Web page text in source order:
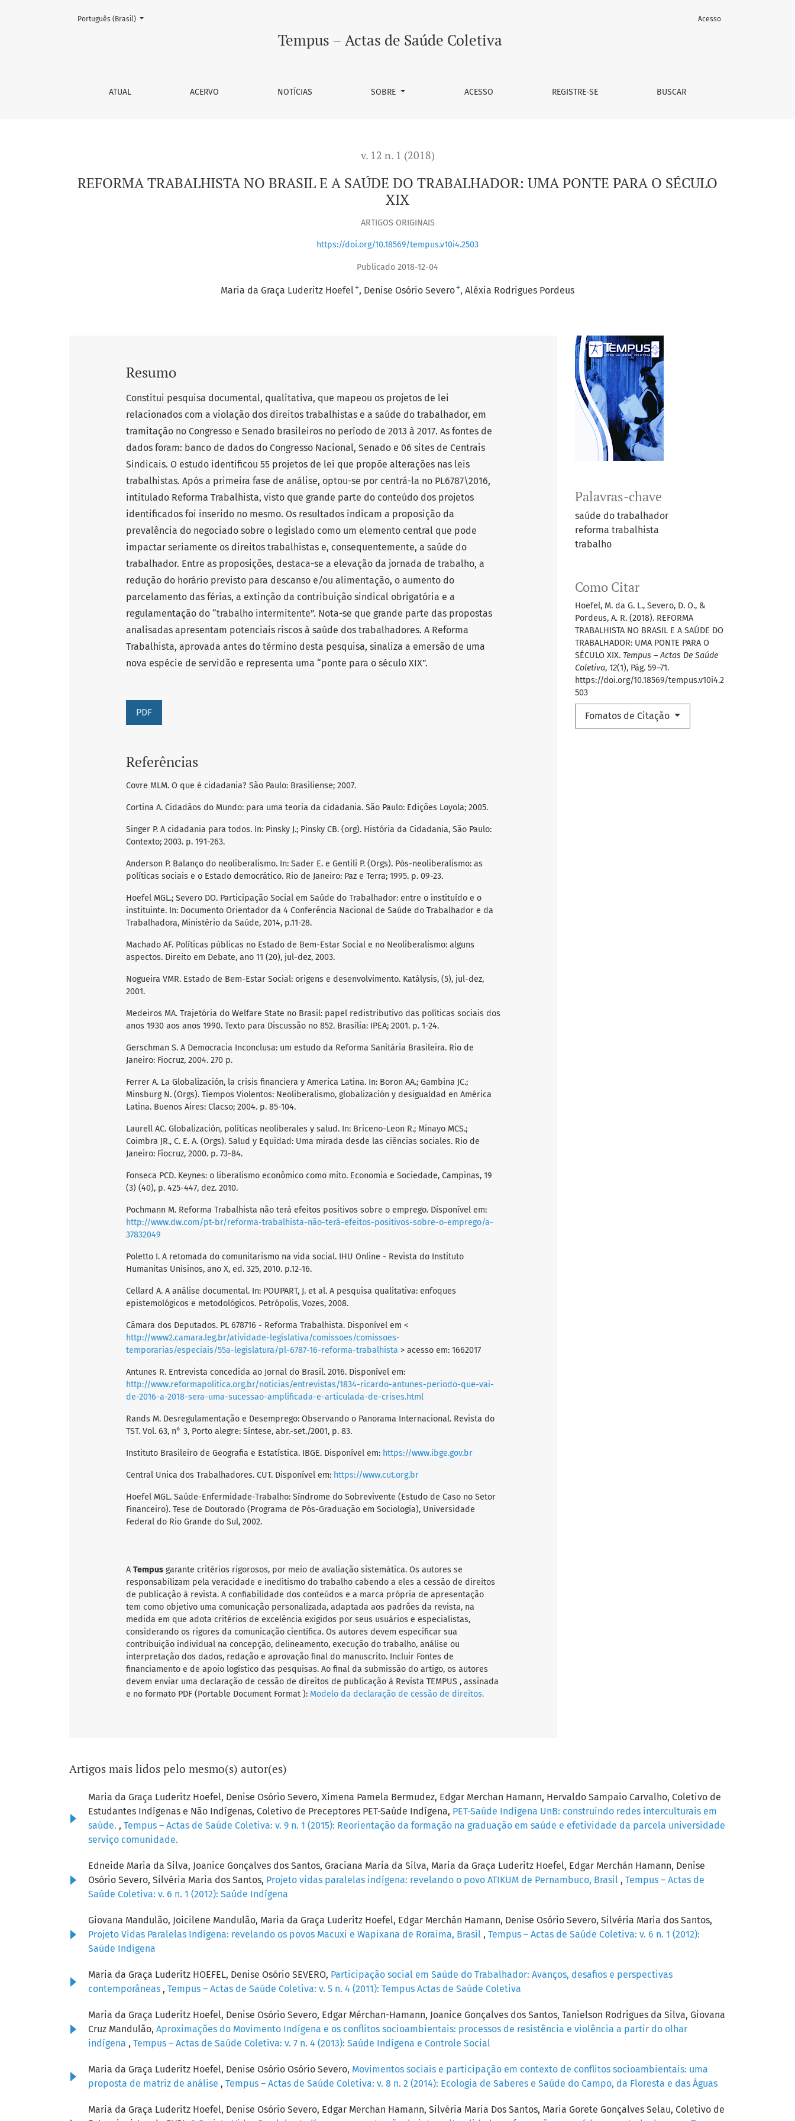
REFORMA TRABALHISTA NO BRASIL E A SAÚDE DO TRABALHADOR: UMA PONTE PARA O SÉCULO XIX
Tempus – Actas de Saúde Coletiva
ATUAL ACERVO NOTÍCIAS SOBRE ACESSO REGISTRE-SE BUSCAR
Acesso
Mudar o idioma. O atual é:
Português (Brasil)
v. 12 n. 1 (2018)
REFORMA TRABALHISTA NO BRASIL E A SAÚDE DO TRABALHADOR: UMA PONTE PARA O SÉCULO
XIX
ARTIGOS ORIGINAIS
https://doi.org/10.18569/tempus.v10i4.2503
Publicado 2018-12-04
Maria da Graça Luderitz Hoefel + Denise Osório Severo+ Aléxia Rodrigues Pordeus
Palavras-chave
saúde do trabalhador
reforma trabalhista
trabalho
Como Citar
Hoefel, M. da G. L., Severo, D. O., &
Pordeus, A. R. (2018). REFORMA
TRABALHISTA NO BRASIL E A SAÚDE DO
TRABALHADOR: UMA PONTE PARA O
SÉCULO XIX. Tempus – Actas De Saúde
Coletiva, 12(1), Pág. 59–71.
https://doi.org/10.18569/tempus.v10i4.2
503
Fomatos de Citação
Resumo
Constitui pesquisa documental, qualitativa, que mapeou os projetos de lei
relacionados com a violação dos direitos trabalhistas e a saúde do trabalhador, em
tramitação no Congresso e Senado brasileiros no período de 2013 à 2017. As fontes de
dados foram: banco de dados do Congresso Nacional, Senado e 06 sites de Centrais
Sindicais. O estudo identificou 55 projetos de lei que propõe alterações nas leis
trabalhistas. Após a primeira fase de análise, optou-se por centrá-la no PL6787\2016,
intitulado Reforma Trabalhista, visto que grande parte do conteúdo dos projetos
identificados foi inserido no mesmo. Os resultados indicam a proposição da
prevalência do negociado sobre o legislado como um elemento central que pode
impactar seriamente os direitos trabalhistas e, consequentemente, a saúde do
trabalhador. Entre as proposições, destaca-se a elevação da jornada de trabalho, a
redução do horário previsto para descanso e/ou alimentação, o aumento do
parcelamento das férias, a extinção da contribuição sindical obrigatória e a
regulamentação do “trabalho intermitente”. Nota-se que grande parte das propostas
analisadas apresentam potenciais riscos à saúde dos trabalhadores. A Reforma
Trabalhista, aprovada antes do término desta pesquisa, sinaliza a emersão de uma
nova espécie de servidão e representa uma “ponte para o século XIX”.
PDF
Referências
Covre MLM. O que é cidadania? São Paulo: Brasiliense; 2007.
Cortina A. Cidadãos do Mundo: para uma teoria da cidadania. São Paulo: Edições Loyola; 2005.
Singer P. A cidadania para todos. In: Pinsky J.; Pinsky CB. (org). História da Cidadania, São Paulo:
Contexto; 2003. p. 191-263.
Anderson P. Balanço do neoliberalismo. In: Sader E. e Gentili P. (Orgs). Pós-neoliberalismo: as
políticas sociais e o Estado democrático. Rio de Janeiro: Paz e Terra; 1995. p. 09-23.
Hoefel MGL.; Severo DO. Participação Social em Saúde do Trabalhador: entre o instituído e o
instituinte. In: Documento Orientador da 4 Conferência Nacional de Saúde do Trabalhador e da
Trabalhadora, Ministério da Saúde, 2014, p.11-28.
Machado AF. Políticas públicas no Estado de Bem-Estar Social e no Neoliberalismo: alguns
aspectos. Direito em Debate, ano 11 (20), jul-dez, 2003.
Nogueira VMR. Estado de Bem-Estar Social: origens e desenvolvimento. Katálysis, (5), jul-dez,
2001.
Medeiros MA. Trajetória do Welfare State no Brasil: papel redistributivo das políticas sociais dos
anos 1930 aos anos 1990. Texto para Discussão no 852. Brasília: IPEA; 2001. p. 1-24.
Gerschman S. A Democracia Inconclusa: um estudo da Reforma Sanitária Brasileira. Rio de
Janeiro: Fiocruz, 2004. 270 p.
Ferrer A. La Globalización, la crisis financiera y America Latina. In: Boron AA.; Gambina JC.;
Minsburg N. (Orgs). Tiempos Violentos: Neoliberalismo, globalización y desigualdad en América
Latina. Buenos Aires: Clacso; 2004. p. 85-104.
Laurell AC. Globalización, políticas neoliberales y salud. In: Briceno-Leon R.; Minayo MCS.;
Coimbra JR., C. E. A. (Orgs). Salud y Equidad: Uma mirada desde las ciências sociales. Rio de
Janeiro: Fiocruz, 2000. p. 73-84.
Fonseca PCD. Keynes: o liberalismo econômico como mito. Economia e Sociedade, Campinas, 19
(3) (40), p. 425-447, dez. 2010.
Pochmann M. Reforma Trabalhista não terá efeitos positivos sobre o emprego. Disponível em:
http://www.dw.com/pt-br/reforma-trabalhista-não-terá-efeitos-positivos-sobre-o-emprego/a-
37832049
Poletto I. A retomada do comunitarismo na vida social. IHU Online - Revista do Instituto
Humanitas Unisinos, ano X, ed. 325, 2010. p.12-16.
Cellard A. A análise documental. In: POUPART, J. et al. A pesquisa qualitativa: enfoques
epistemológicos e metodológicos. Petrópolis, Vozes, 2008.
Câmara dos Deputados. PL 678716 - Reforma Trabalhista. Disponível em <
http://www2.camara.leg.br/atividade-legislativa/comissoes/comissoes-
temporarias/especiais/55a-legislatura/pl-6787-16-reforma-trabalhista > acesso em: 1662017
Antunes R. Entrevista concedida ao Jornal do Brasil. 2016. Disponível em:
http://www.reformapolitica.org.br/noticias/entrevistas/1834-ricardo-antunes-periodo-que-vai-
de-2016-a-2018-sera-uma-sucessao-amplificada-e-articulada-de-crises.html
Rands M. Desregulamentação e Desemprego: Observando o Panorama Internacional. Revista do
TST. Vol. 63, n° 3, Porto alegre: Síntese, abr.-set./2001, p. 83.
Instituto Brasileiro de Geografia e Estatística. IBGE. Disponível em: https://www.ibge.gov.br
Central Unica dos Trabalhadores. CUT. Disponível em: https://www.cut.org.br
Hoefel MGL. Saúde-Enfermidade-Trabalho: Síndrome do Sobrevivente (Estudo de Caso no Setor
Financeiro). Tese de Doutorado (Programa de Pós-Graduação em Sociologia), Universidade
Federal do Rio Grande do Sul, 2002.
A Tempus garante critérios rigorosos, por meio de avaliação sistemática. Os autores se
responsabilizam pela veracidade e ineditismo do trabalho cabendo a eles a cessão de direitos
de publicação à revista. A confiabilidade dos conteúdos e a marca própria de apresentação
tem como objetivo uma comunicação personalizada, adaptada aos padrões da revista, na
medida em que adota critérios de excelência exigidos por seus usuários e especialistas,
considerando os rigores da comunicação científica. Os autores devem especificar sua
contribuição individual na concepção, delineamento, execução do trabalho, análise ou
interpretação dos dados, redação e aprovação final do manuscrito. Incluir Fontes de
financiamento e de apoio logístico das pesquisas. Ao final da submissão do artigo, os autores
devem enviar uma declaração de cessão de direitos de publicação à Revista TEMPUS , assinada
e no formato PDF (Portable Document Format ): Modelo da declaração de cessão de direitos.
Artigos mais lidos pelo mesmo(s) autor(es)
Maria da Graça Luderitz Hoefel, Denise Osório Severo, Ximena Pamela Bermudez, Edgar Merchan Hamann, Hervaldo Sampaio Carvalho, Coletivo de
Estudantes Indígenas e Não Indígenas, Coletivo de Preceptores PET-Saúde Indígena, PET-Saúde Indígena UnB: construindo redes interculturais em
saúde. , Tempus – Actas de Saúde Coletiva: v. 9 n. 1 (2015): Reorientação da formação na graduação em saúde e efetividade da parcela universidade
serviço comunidade.
Edneide Maria da Silva, Joanice Gonçalves dos Santos, Graciana Maria da Silva, Maria da Graça Luderitz Hoefel, Edgar Merchán Hamann, Denise
Osório Severo, Silvéria Maria dos Santos, Projeto vidas paralelas indígena: revelando o povo ATIKUM de Pernambuco, Brasil , Tempus – Actas de
Saúde Coletiva: v. 6 n. 1 (2012): Saúde Indígena
Giovana Mandulão, Joicilene Mandulão, Maria da Graça Luderitz Hoefel, Edgar Merchán Hamann, Denise Osório Severo, Silvéria Maria dos Santos,
Projeto Vidas Paralelas Indígena: revelando os povos Macuxi e Wapixana de Roraima, Brasil , Tempus – Actas de Saúde Coletiva: v. 6 n. 1 (2012):
Saúde Indígena
Maria da Graça Luderitz HOEFEL, Denise Osório SEVERO, Participação social em Saúde do Trabalhador: Avanços, desafios e perspectivas
contemporâneas , Tempus – Actas de Saúde Coletiva: v. 5 n. 4 (2011): Tempus Actas de Saúde Coletiva
Maria da Graça Luderitz Hoefel, Denise Osório Severo, Edgar Mérchan-Hamann, Joanice Gonçalves dos Santos, Tanielson Rodrigues da Silva, Giovana
Cruz Mandulão, Aproximações do Movimento Indígena e os conflitos socioambientais: processos de resistência e violência a partir do olhar
indígena , Tempus – Actas de Saúde Coletiva: v. 7 n. 4 (2013): Saúde Indígena e Controle Social
Maria da Graça Luderitz Hoefel, Denise Osório Osório Severo, Movimentos sociais e participação em contexto de conflitos socioambientais: uma
proposta de matriz de análise , Tempus – Actas de Saúde Coletiva: v. 8 n. 2 (2014): Ecologia de Saberes e Saúde do Campo, da Floresta e das Águas
Maria da Graça Luderitz Hoefel, Denise Osório Severo, Edgar Merchan Hamann, Silvéria Maria Dos Santos, Maria Gorete Gonçalves Selau, Coletivo de